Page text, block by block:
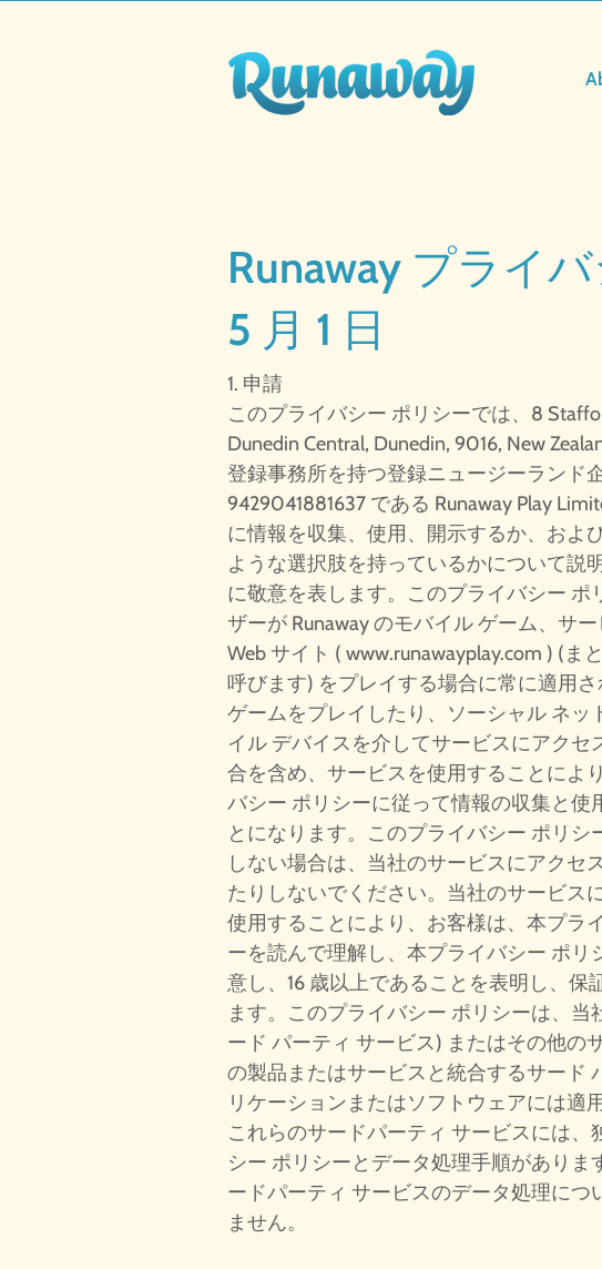
Runaway プライ
5 月 1 日
1. 申請
このプライバシー ポリシーでは、8
Dunedin Central, Dunedin, 9016, New
登録事務所を持つ登録ニュージーランド
9429041881637 である Runaway Play
に情報を収集、使用、開示するか、およ
ような選択肢を持っているかについて説
に敬意を表します。このプライバシー ポ
ザーが Runaway のモバイル ゲーム、サ
Web サイト ( www.runawayplay.com ) (ま
呼びます) をプレイする場合に常に適用
ゲームをプレイしたり、ソーシャル ネッ
イル デバイスを介してサービスにアクセ
合を含め、サービスを使用することによ
バシー ポリシーに従って情報の収集と使
とになります。このプライバシー ポリシ
しない場合は、当社のサービスにアクセ
たりしないでください。当社のサービス
使用することにより、お客様は、本プラ
ーを読んで理解し、本プライバシー ポリ
意し、16 歳以上であることを表明し、保
ます。このプライバシー ポリシーは、当
ード パーティ サービス) またはその他の
の製品またはサービスと統合するサード
リケーションまたはソフトウェアには適
これらのサードパーティ サービスには、
シー ポリシーとデータ処理手順がありま
ードパーティ サービスのデータ処理につ
ません。